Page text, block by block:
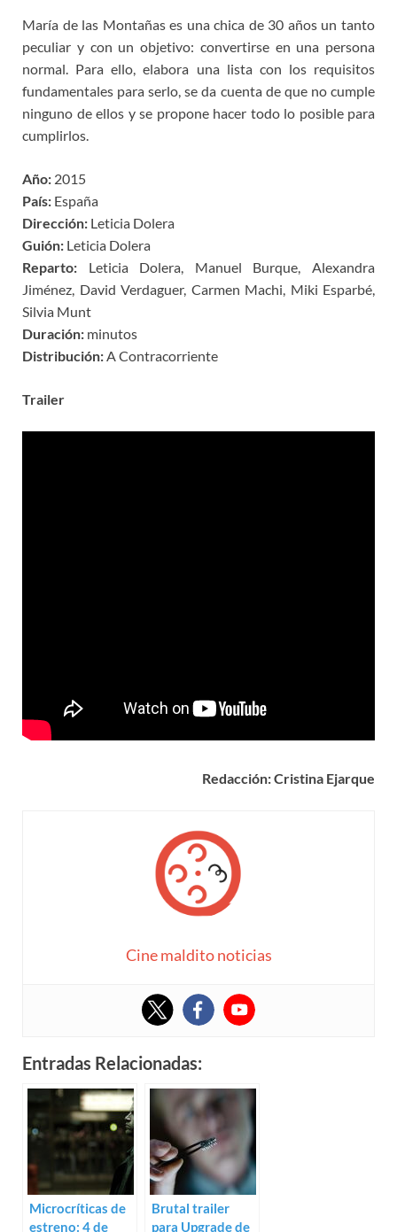
María de las Montañas es una chica de 30 años un tanto
peculiar y con un objetivo: convertirse en una persona
normal. Para ello, elabora una lista con los requisitos
fundamentales para serlo, se da cuenta de que no cumple
ninguno de ellos y se propone hacer todo lo posible para
cumplirlos.
Año: 2015
País: España
Dirección: Leticia Dolera
Guión: Leticia Dolera
Reparto: Leticia Dolera, Manuel Burque, Alexandra
Jiménez, David Verdaguer, Carmen Machi, Miki Esparbé,
Silvia Munt
Duración: minutos
Distribución:A Contracorriente
Trailer
Redacción: Cristina Ejarque
Cine maldito noticias
Entradas Relacionadas:
Microcríticas de
estreno: 4 de
Brutal trailer
para Upgrade de